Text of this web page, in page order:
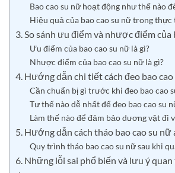
Bao cao su nữ hoạt động như thế nào
Hiệu quả của bao cao su nữ trong thực
3. So sánh ưu điểm và nhược điểm của
Ưu điểm của bao cao su nữ là gì?
Nhược điểm của bao cao su nữ là gì?
4. Hướng dẫn chi tiết cách đeo bao
Cần chuẩn bị gì trước khi đeo bao cao
Tư thế nào dễ nhất để đeo bao cao su
Làm thế nào để đảm bảo dương vật đi
5. Hướng dẫn cách tháo bao cao su nữ
Quy trình tháo bao cao su nữ sau khi
6. Những lỗi sai phổ biến và lưu ý